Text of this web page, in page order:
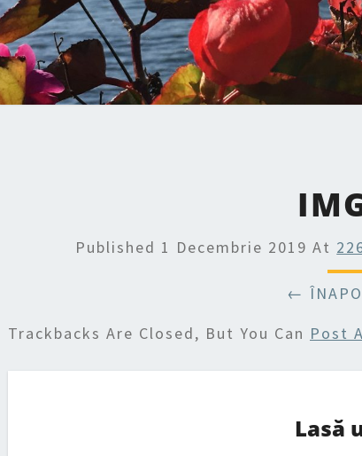
Published 1 Decembrie 2019 At
←
Trackbacks Are Closed, But You Can Post
Lasă